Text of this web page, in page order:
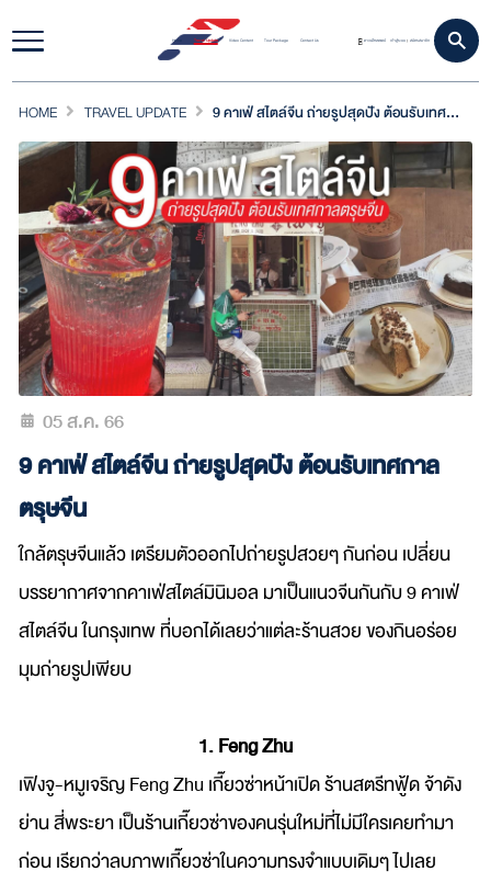
Home Travel Update Video Content Tour Package Contact Us ดาวน์โหลดแอป เข้าสู่ระบบ | สมัครสมาชิก
HOME TRAVEL UPDATE 9 คาเฟ่ สไตล์จีน ถ่ายรูปสุดปัง ต้อนรับเทศกาลตรุษจีน
05 ส.ค. 66
9 คาเฟ่ สไตล์จีน ถ่ายรูปสุดปัง ต้อนรับเทศกาล
ตรุษจีน
ใกล้ตรุษจีนแล้ว เตรียมตัวออกไปถ่ายรูปสวยๆ กันก่อน เปลี่ยน
บรรยากาศจากคาเฟ่สไตล์มินิมอล มาเป็นแนวจีนกันกับ 9 คาเฟ่
สไตล์จีน ในกรุงเทพ ที่บอกได้เลยว่าแต่ละร้านสวย ของกินอร่อย
มุมถ่ายรูปเพียบ
1. Feng Zhu
เฟิงจู-หมูเจริญ Feng Zhu เกี๊ยวซ่าหน้าเปิด ร้านสตรีทฟู้ด จ้าดัง
ย่าน สี่พระยา เป็นร้านเกี๊ยวซ่าของคนรุ่นใหม่ที่ไม่มีใครเคยทำมา
ก่อน เรียกว่าลบภาพเกี๊ยวซ่าในความทรงจำแบบเดิมๆ ไปเลย